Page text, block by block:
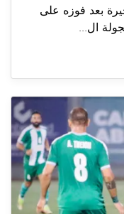
بعد فوزه على